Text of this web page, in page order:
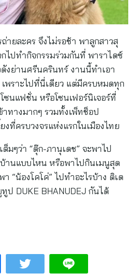
ายละคร จึงไม่รอช้า พาลูกสาวสุ
กไปทำกิจกรรมร่วมกันที่ พาราไดซ์
งย่านศรีนครินทร์ งานนี้ทำเอา
พราะไปที่นี่เดียว แต่มีครบหมดทุก
ซนแฟชั่น หรือโซนเฟอร์นิเจอร์ที่
าทางมากๆ รวมทั้งเพ็ทช็อป
งที่ครบวงจรแห่งแรกในเมืองไทย
มๆว่า “ดุ๊ก-ภานุเดช” จะพาไป
านแบบไหน หรือพาไปกินเมนูสุด
“น้องโคโค่” ไปทำอะไรบ้าง ติเด
ป DUKE BHANUDEJ กันได้